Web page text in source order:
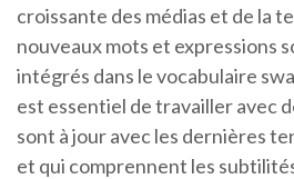
croissante des médias et de la
nouveaux mots et expressions
intégrés dans le vocabulaire
est essentiel de travailler avec
sont à jour avec les dernières
et qui comprennent les